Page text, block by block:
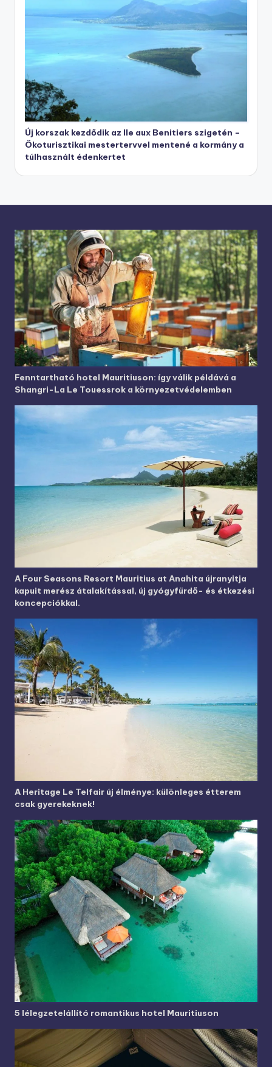
Új korszak kezdődik az Ile aux Benitiers szigetén –
Ökoturisztikai mestertervvel mentené a kormány a
túlhasznált édenkertet
Fenntartható hotel Mauritiuson: így válik példává a
Shangri-La Le Touessrok a környezetvédelemben
A Four Seasons Resort Mauritius at Anahita újranyitja
kapuit merész átalakítással, új gyógyfürdő- és étkezési
koncepciókkal.
A Heritage Le Telfair új élménye: különleges étterem
csak gyerekeknek!
5 lélegzetelállító romantikus hotel Mauritiuson